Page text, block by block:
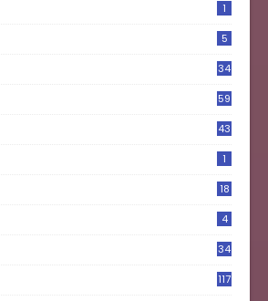
1
5
34
59
43
1
18
4
34
117